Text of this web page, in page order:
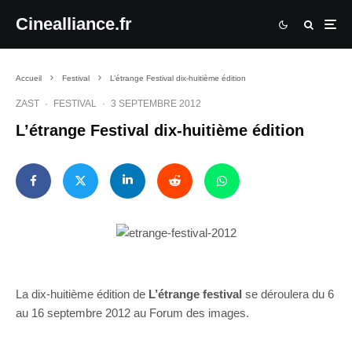
Cinealliance.fr
Accueil Festival L’étrange Festival dix-huitième édition
ZAST · FESTIVAL · 3 SEPTEMBRE 2012
L’étrange Festival dix-huitième édition
La dix-huitième édition de L’étrange festival se déroulera du 6
au 16 septembre 2012 au Forum des images.